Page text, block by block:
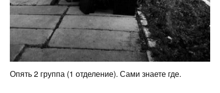
Опять 2 группа (1 отделение). Сами знаете где.